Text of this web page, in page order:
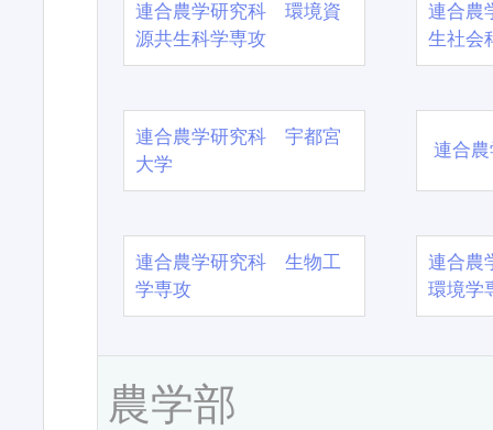
連合農学研究科 環境資
源共生科学専攻
連合農
生社会
連合農学研究科 宇都宮
大学
連合
連合農学研究科 生物工
学専攻
連合農
環境学
農学部